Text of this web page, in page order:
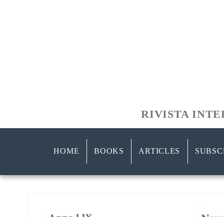
RIVISTA
HOME BOOKS ARTICLES